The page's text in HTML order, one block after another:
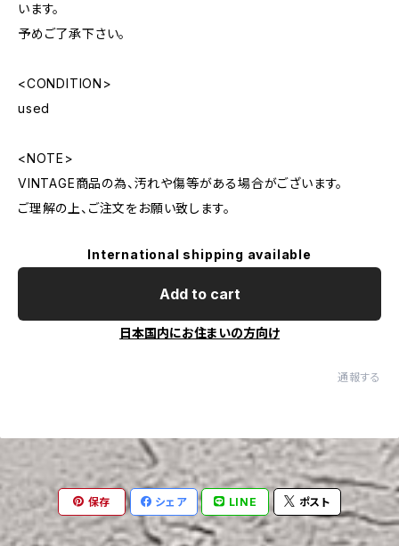
います。
予めご了承下さい。
<CONDITION>
used
<NOTE>
VINTAGE商品の為、汚れや傷等がある場合がございます。
ご理解の上、ご注文をお願い致します。
International shipping available
Add to cart
日本国内にお住まいの方向け
通報する
保存 シェア LINE ポスト